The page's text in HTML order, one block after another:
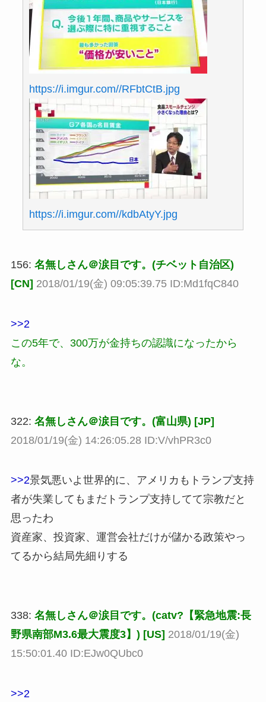
https://i.imgur.com//RFbtCtB.jpg
https://i.imgur.com//kdbAtyY.jpg
156: 名無しさん＠涙目です。(チベット自治区)
[CN] 2018/01/19(金) 09:05:39.75 ID:Md1fqC840
>>2
この5年で、300万が金持ちの認識になったから
な。
322: 名無しさん＠涙目です。(富山県) [JP]
2018/01/19(金) 14:26:05.28 ID:V/vhPR3c0
>>2景気悪いよ世界的に、アメリカもトランプ支持
者が失業してもまだトランプ支持してて宗教だと
思ったわ
資産家、投資家、運営会社だけが儲かる政策やっ
てるから結局先細りする
338: 名無しさん＠涙目です。(catv?【緊急地震:長
野県南部M3.6最大震度3】) [US] 2018/01/19(金)
15:50:01.40 ID:EJw0QUbc0
>>2